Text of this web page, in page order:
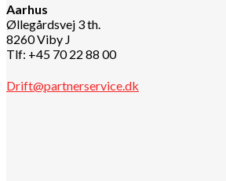
Aarhus
Øllegårdsvej 3 th.
8260 Viby J
Tlf: +45 70 22 88 00
Drift@partnerservice.dk